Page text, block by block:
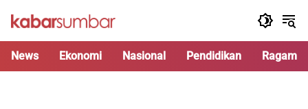
News Ekonomi Nasional Pendidikan Ragam